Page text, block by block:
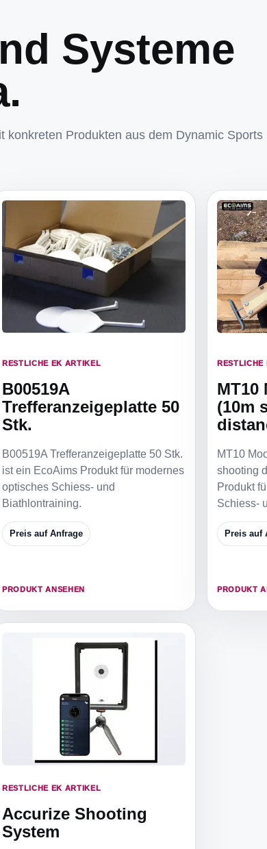
Systeme
konkreten Produkten aus dem Dynamic Sports
RESTLICHE EK ARTIKEL
B00519A
Trefferanzeigeplatte 50
Stk.
B00519A Trefferanzeigeplatte 50 Stk.
ist ein EcoAims Produkt für modernes
optisches Schiess- und
Biathlontraining.
Preis auf Anfrage
PRODUKT ANSEHEN
RESTLICHE
MT10
(10m
MT10
shooting
Produkt
Schiess-
Preis auf
PRODUKT
RESTLICHE EK ARTIKEL
Accurize Shooting
System